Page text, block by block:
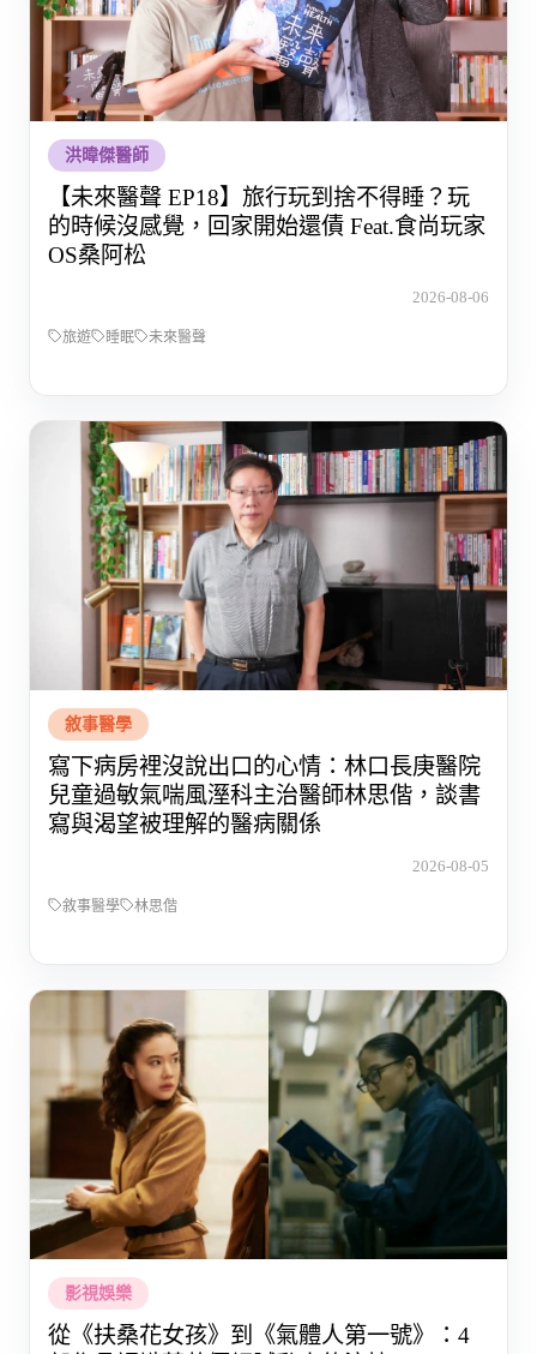
洪暐傑醫師
【未來醫聲 EP18】旅行玩到捨不得睡？玩
的時候沒感覺，回家開始還債 Feat.食尚玩家
OS桑阿松
2026-08-06
旅遊 睡眠 未來醫聲
敘事醫學
寫下病房裡沒說出口的心情：林口長庚醫院
兒童過敏氣喘風溼科主治醫師林思偕，談書
寫與渴望被理解的醫病關係
2026-08-05
敘事醫學 林思偕
影視娛樂
從《扶桑花女孩》到《氣體人第一號》：4